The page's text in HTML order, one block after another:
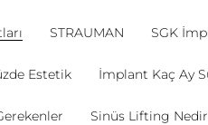
STRAUMAN SGK
Estetik İmplant Kaç Ay
Sinüs Lifting